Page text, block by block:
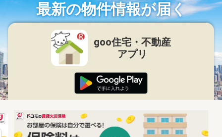
最新の物件情報が届く
goo住宅・不動産
アプリ